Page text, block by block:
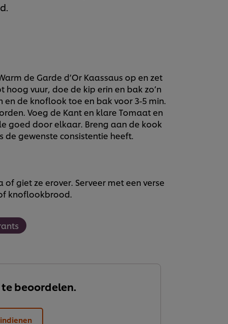
de Garde d’Or Kaassaus op en zet
vuur, doe de kip erin en bak zo’n
en de knoflook toe en bak voor 3-5 min.
Voeg de Kant en klare Tomaat en
goed door elkaar. Breng aan de kook
de gewenste consistentie heeft.
of giet ze erover. Serveer met een verse
knoflookbrood.
te beoordelen.